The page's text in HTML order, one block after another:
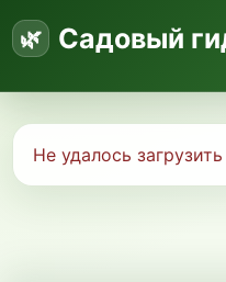
Садовый
Не удалось